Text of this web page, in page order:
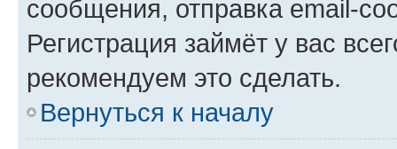
сообщения, отправка email-
Регистрация займёт у вас
рекомендуем это сделать.
Вернуться к началу